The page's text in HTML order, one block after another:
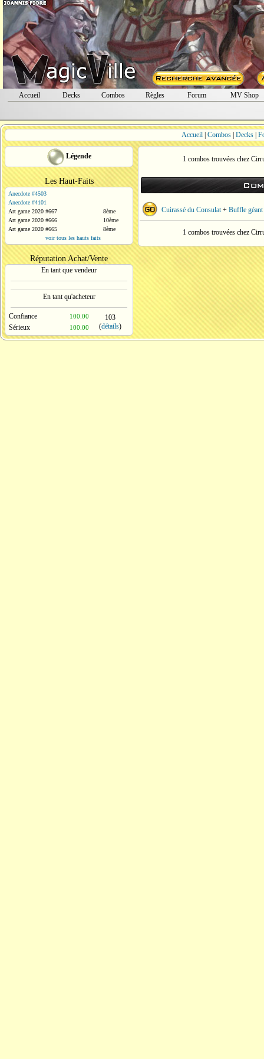
Accueil Decks Combos Règles Forum MV Shop
Accueil Combos Decks
Légende
Les Haut-Faits
Anecdote #4503
Anecdote #4101
Art game 2020 #667
8ème
Art game 2020 #666
10ème
Art game 2020 #665
8ème
voir tous les hauts faits
Réputation Achat/Vente
En tant que vendeur
En tant qu'acheteur
Confiance 100.00
103
(détails)
Sérieux 100.00
1 combos trouvées chez
Cuirassé du Consulat+ Buffle géant
1 combos trouvées chez